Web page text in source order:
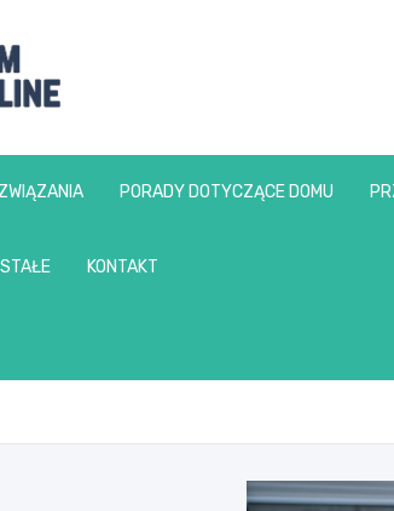
PORADY DOTYCZĄCE DOMU
KONTAKT